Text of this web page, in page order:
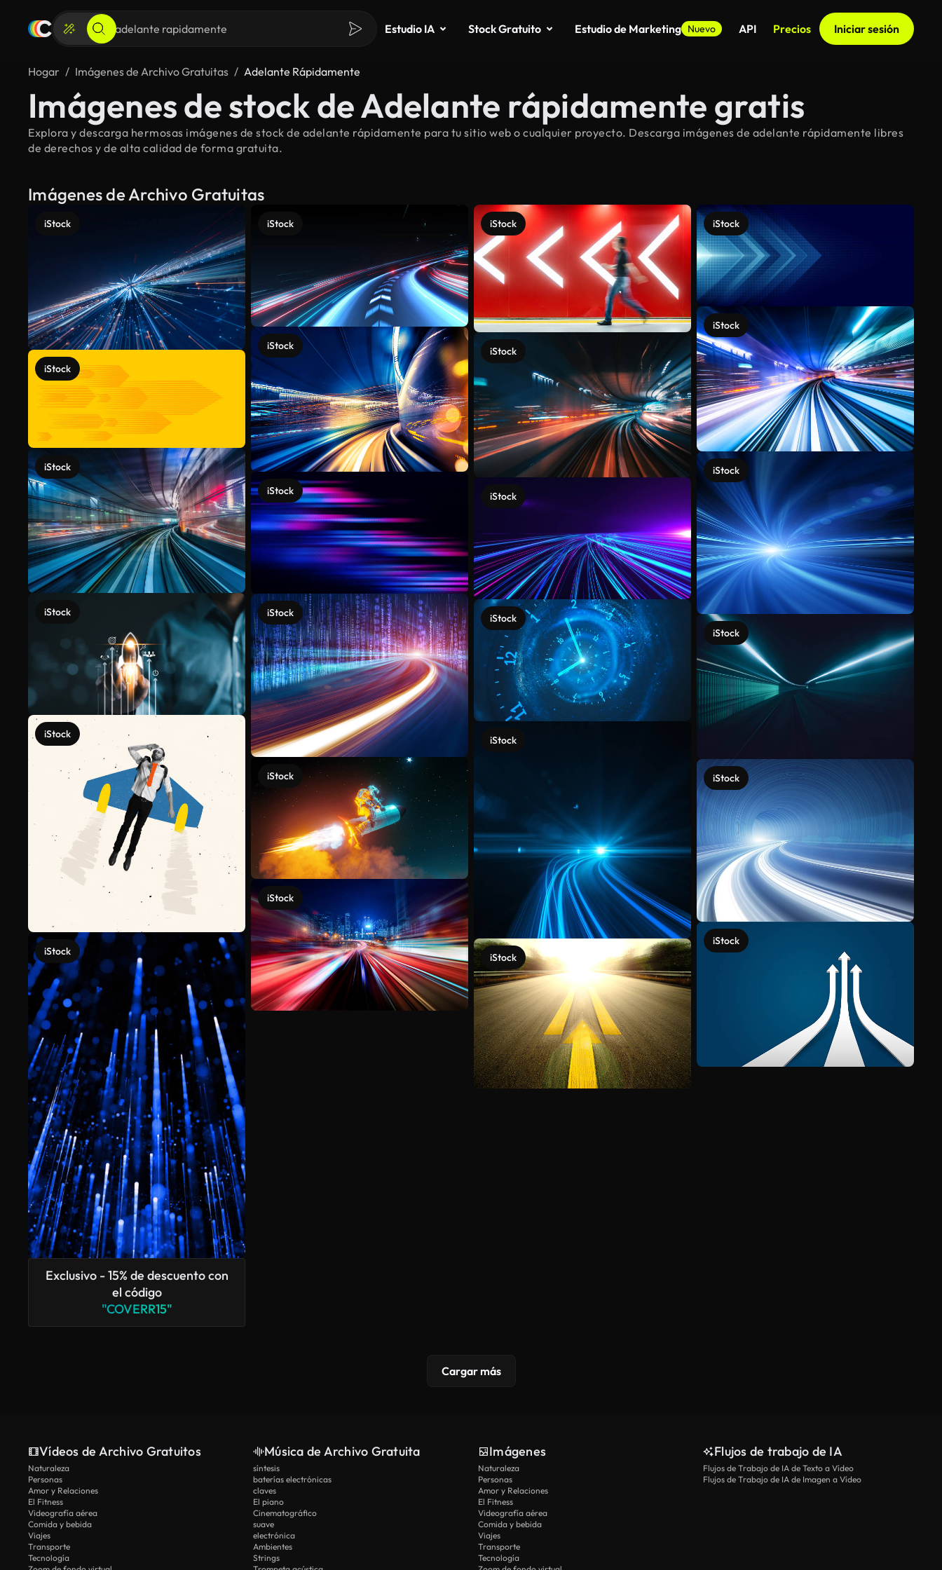
Estudio IA Stock Gratuito Estudio de Marketing Nuevo API Precios Iniciar sesión
Hogar Imágenes de Archivo Gratuitas Adelante Rápidamente
Imágenes de stock de Adelante rápidamente gratis
Explora y descarga hermosas imágenes de stock de adelante rápidamente para tu sitio web o cualquier proyecto. Descarga imágenes de adelante rápidamente libres
de derechos y de alta calidad de forma gratuita.
Imágenes de Archivo Gratuitas
iStock
iStock
iStock
iStock
iStock
iStock
Exclusivo - 15% de descuento con
el código
"COVERR15"
iStock
iStock
iStock
iStock
iStock
iStock
iStock
iStock
iStock
iStock
iStock
iStock
iStock
iStock
iStock
iStock
iStock
iStock
Cargar más
Vídeos de Archivo Gratuitos
Naturaleza
Personas
Amor y Relaciones
El Fitness
Videografía aérea
Comida y bebida
Viajes
Transporte
Tecnología
Música de Archivo Gratuita
síntesis
baterías electrónicas
claves
El piano
Cinematográfico
suave
electrónica
Ambientes
Strings
Imágenes
Naturaleza
Personas
Amor y Relaciones
El Fitness
Videografía aérea
Comida y bebida
Viajes
Transporte
Tecnología
Flujos de trabajo de IA
Flujos de Trabajo de IA de Texto a Vídeo
Flujos de Trabajo de IA de Imagen a Vídeo